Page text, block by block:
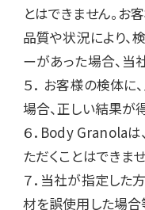
とはできません。お
品質や状況により、
ーがあった場合、当
５． お客様の検体
場合、正しい結果が
６．Body Granola
ただくことはできませ
７．当社が指定した
材を誤使用した場